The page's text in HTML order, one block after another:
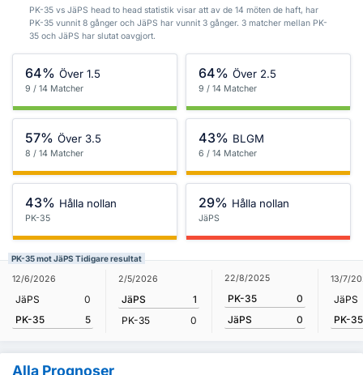
PK-35 vs JäPS head to head statistik visar att av de 14 möten de haft, har
PK-35 vunnit 8 gånger och JäPS har vunnit 3 gånger. 3 matcher mellan PK-
35 och JäPS har slutat oavgjort.
64% Över 1.5
9 / 14 Matcher
64% Över 2.5
9 / 14 Matcher
57% Över 3.5
8 / 14 Matcher
43% BLGM
6 / 14 Matcher
43% Hålla nollan
PK-35
29% Hålla nollan
JäPS
PK-35 mot JäPS Tidigare resultat
12/6/2026
JäPS
0
PK-35
5
2/5/2026
JäPS
1
PK-35
0
22/8/2025
PK-35
0
JäPS
0
13/7/
JäPS
PK-35
Alla Prognoser